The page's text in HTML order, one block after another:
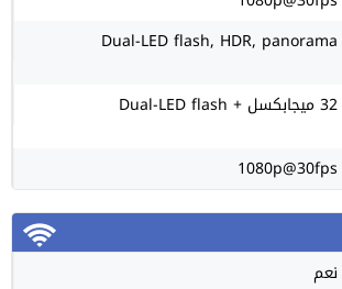
Dual-LED flash, HDR, panorama
32 ميجابكسل + Dual-LED flash
1080p@30fps
نعم